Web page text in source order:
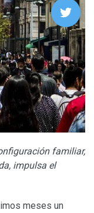
familiar,
impulsa el
meses un